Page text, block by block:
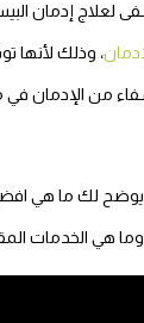
لعلاج إدمان
، وذلك لأنها
من الإدمان
يوضح لك ما هي
وما هي الخدمات